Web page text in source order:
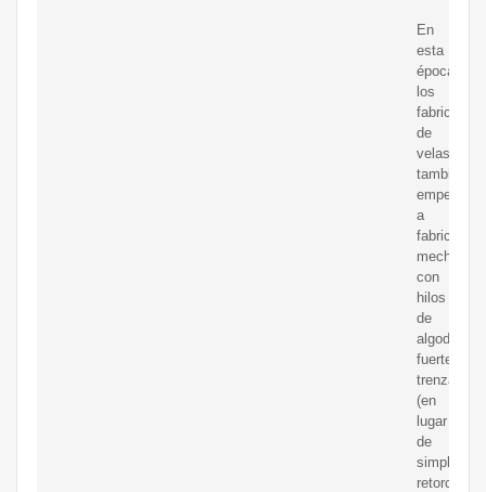
En
esta
época,
los
fabricantes
de
velas
también
empezaron
a
fabricar
mechas
con
hilos
de
algodón
trenzados
(en
lugar
de
retorcidos).